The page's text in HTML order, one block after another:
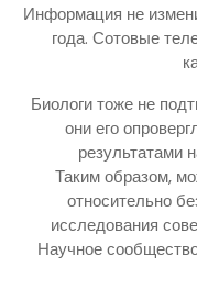
Информация не
года. Сотовые
Биологи тоже не
они его
результатами
Таким образом,
относительно
исследования
Научное